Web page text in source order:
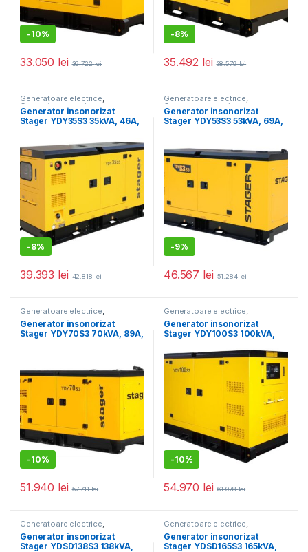
-10%
33.050 lei 36.722lei
-8%
35.492 lei 38.579lei
Generatoare electrice,
Generatoare mari
Generator insonorizat
Stager YDY35S3 35kVA, 46A,
-8%
39.393 lei 42.818lei
Generatoare electrice,
Generatoare mari
Generator insonorizat
Stager YDY53S3 53kVA, 69A,
-9%
46.567 lei 51.284lei
Generatoare electrice,
Generatoare mari
Generator insonorizat
Stager YDY70S3 70kVA, 89A,
-10%
51.940 lei 57.711lei
Generatoare electrice,
Generatoare mari
Generator insonorizat
Stager YDY100S3 100kVA,
diesel
-10%
54.970 lei 61.078lei
Generatoare electrice
Generatoare mari
Generator insonorizat
Stager YDSD138S3 138kVA,
Generatoare electrice
Generatoare mari
Generator insonorizat
Stager YDSD165S3 165kVA,